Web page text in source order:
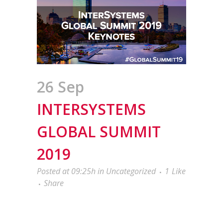
26 Sep
INTERSYSTEMS
GLOBAL SUMMIT
2019
Posted at 09:25hin Uncategorized 1 Like
Share